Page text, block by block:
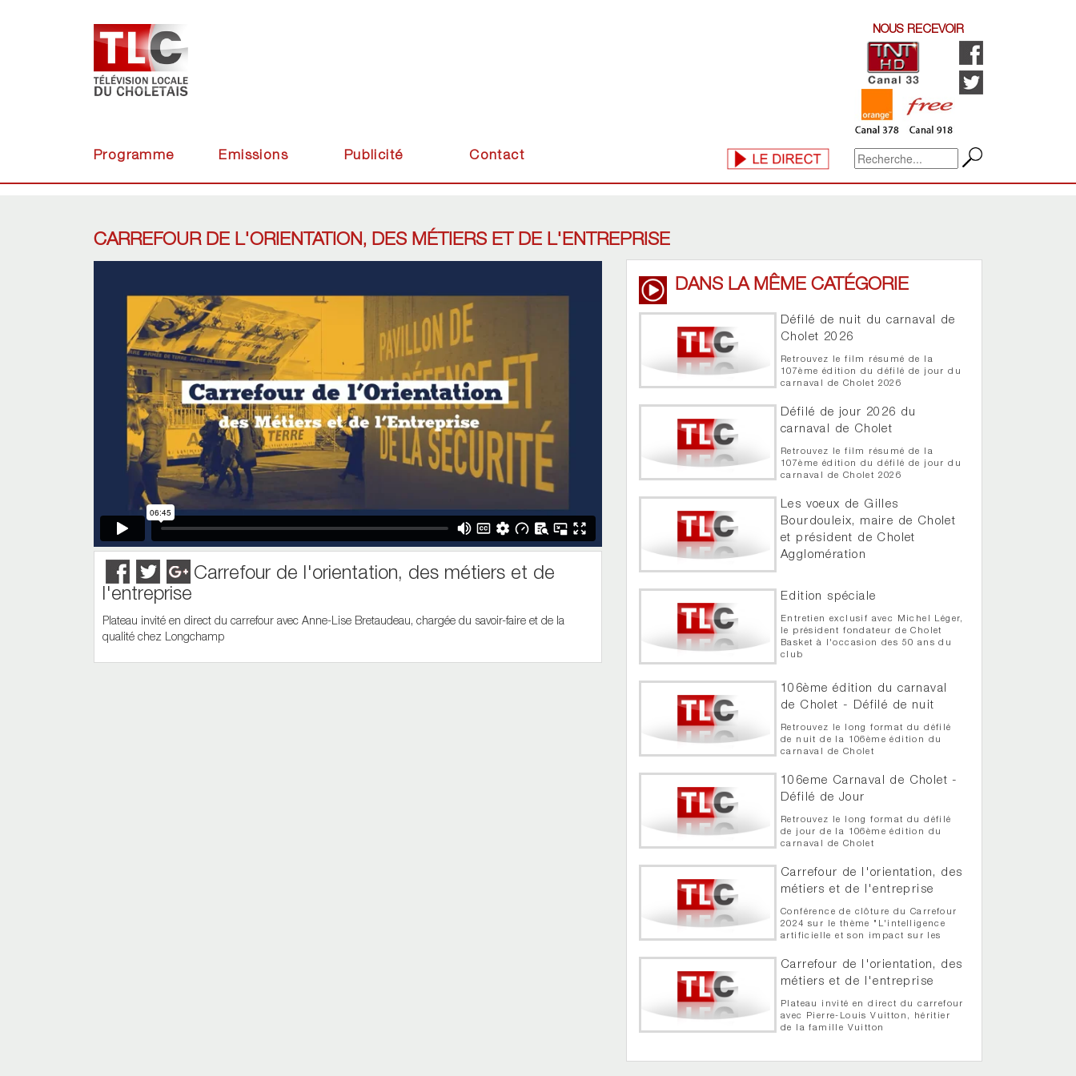
NOUS RECEVOIR
Programme Emissions Publicité Contact
CARREFOUR DE L'ORIENTATION, DES MÉTIERS ET DE L'ENTREPRISE
Carrefour de l'orientation, des métiers et de
l'entreprise
Plateau invité en direct du carrefour avec Anne-Lise Bretaudeau, chargée du savoir-faire et de la
qualité chez Longchamp
DANS LA MÊME CATÉGORIE
Défilé de nuit du carnaval de
Cholet 2026
Retrouvez le film résumé de la
107ème édition du défilé de jour du
carnaval de Cholet 2026
Défilé de jour 2026 du
carnaval de Cholet
Retrouvez le film résumé de la
107ème édition du défilé de jour du
carnaval de Cholet 2026
Les voeux de Gilles
Bourdouleix, maire de Cholet
et président de Cholet
Agglomération
et président de Cholet
Agglomération vous présente ses
voeux pour l'année 2026
Edition spéciale
Entretien exclusif avec Michel Léger,
le président fondateur de Cholet
Basket à l'occasion des 50 ans du
club
106ème édition du carnaval
de Cholet - Défilé de nuit
Retrouvez le long format du défilé
de nuit de la 106ème édition du
carnaval de Cholet
106eme Carnaval de Cholet -
Défilé de Jour
Retrouvez le long format du défilé
de jour de la 106ème édition du
carnaval de Cholet
Carrefour de l'orientation, des
métiers et de l'entreprise
Conférence de clôture du Carrefour
2024 sur le thème "L'intelligence
artificielle et son impact sur les
en intelligence artificielle associé à
Carrefour de l'orientation, des
métiers et de l'entreprise
Plateau invité en direct du carrefour
avec Pierre-Louis Vuitton, héritier
de la famille Vuitton